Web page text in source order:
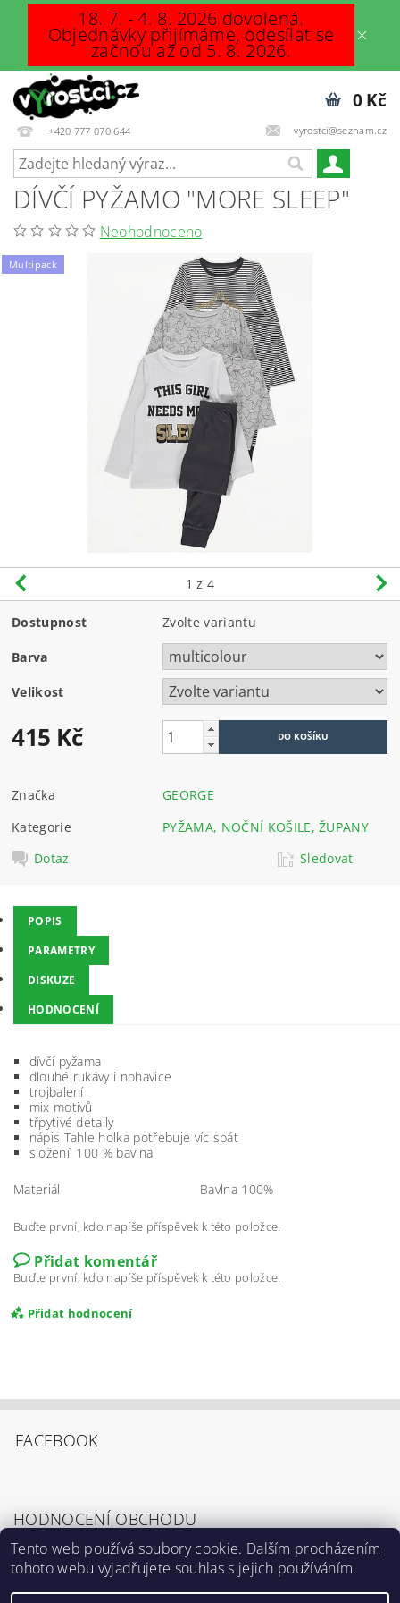
18. 7. - 4. 8. 2026 dovolená.
Objednávky přijímáme, odesílat se
začnou až od 5. 8. 2026.
+420 777 070 644 vyrostci@seznam.cz
0 Kč
DÍVČÍ PYŽAMO "MORE SLEEP"
Neohodnoceno
Multipack
1 z 4
Dostupnost Zvolte variantu
Barva
Velikost
415 Kč
Značka
GEORGE
Kategorie
PYŽAMA, NOČNÍ KOŠILE, ŽUPANY
Dotaz
Sledovat
POPIS
PARAMETRY
DISKUZE
HODNOCENÍ
dívčí pyžama
dlouhé rukávy i nohavice
trojbalení
mix motivů
třpytivé detaily
nápis Tahle holka potřebuje víc spát
složení: 100 % bavlna
Materiál Bavlna 100%
Buďte první, kdo napíše příspěvek k této položce.
Přidat komentář
Buďte první, kdo napíše příspěvek k této položce.
Přidat hodnocení
Souhlasím sPodmínkami ochrany osobních
FACEBOOK
HODNOCENÍ OBCHODU
Zobrazit všechna hodnocení obchodu
Tento web používá soubory cookie. Dalším procházením
tohoto webu vyjadřujete souhlas s jejich používáním.